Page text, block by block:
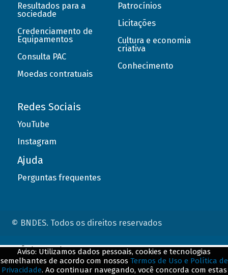
Resultados para a
sociedade
Credenciamento de
Equipamentos
Consulta PAC
Moedas contratuais
Patrocínios
Licitações
Cultura e economia
criativa
Conhecimento
Redes Sociais
YouTube
Instagram
Ajuda
Perguntas frequentes
© BNDES. Todos os direitos reservados
Aviso: Utilizamos dados pessoais, cookies e tecnologias
semelhantes de acordo com nossos Termos de Uso e Política de
Privacidade. Ao continuar navegando, você concorda com estas
ConteÃºdo complementar
${title}${badge}